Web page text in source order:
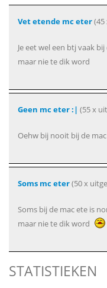
Vet etende mc eter
Je eet wel een btj vaak
maar nie te dik word
Geen mc eter :| (55 x
Oehw bij nooit bij de
Soms mc eter(50 x
Soms bij de mac ete is
maar nie te dik word
STATISTIEKEN